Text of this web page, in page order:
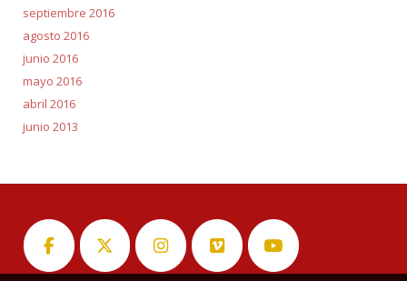
septiembre 2016
agosto 2016
junio 2016
mayo 2016
abril 2016
junio 2013